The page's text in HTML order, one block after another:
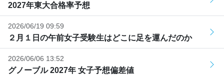
2027年東大合格率予想
2026/06/19 09:59
２月１日の午前女子受験生はどこに足を運んだのか
2026/06/06 13:52
グノーブル 2027年 女子予想偏差値